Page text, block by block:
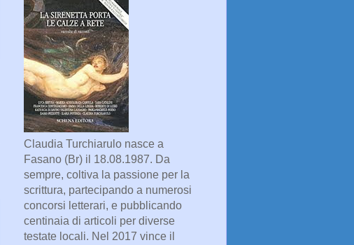
Claudia Turchiarulo nasce a
Fasano (Br) il 18.08.1987. Da
sempre, coltiva la passione per la
scrittura, partecipando a numerosi
concorsi letterari, e pubblicando
centinaia di articoli per diverse
testate locali. Nel 2017 vince il